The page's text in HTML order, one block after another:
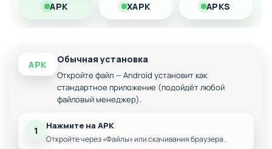
Оптимизированная версия для плавной работы
на Android
APK XAPK APKS
APK Обычная установка
Откройте файл — Android установит как
стандартное приложение (подойдёт любой
файловый менеджер).
1 Нажмите на APK
Откройте через «Файлы» или скачивания браузера.